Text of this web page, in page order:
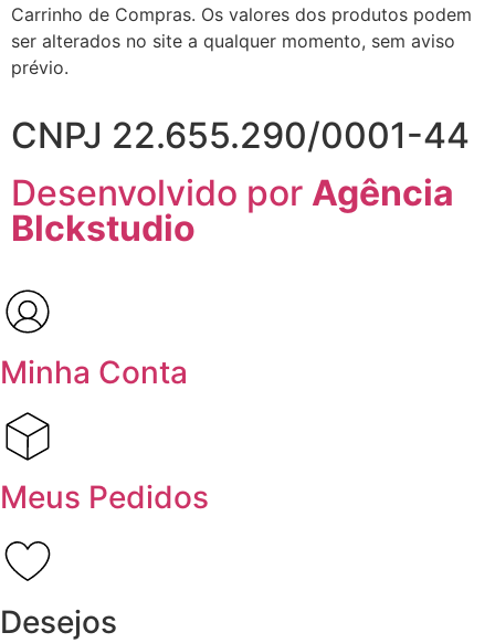
Carrinho de Compras. Os valores dos produtos podem
ser alterados no site a qualquer momento, sem aviso
prévio.
CNPJ 22.655.290/0001-44
Desenvolvido por Agência
Blckstudio
Minha Conta
Meus Pedidos
Desejos